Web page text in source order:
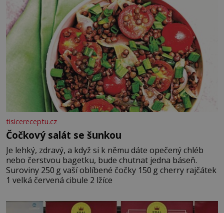
tisicereceptu.cz
Čočkový salát se šunkou
Je lehký, zdravý, a když si k němu dáte opečený chléb
nebo čerstvou bagetku, bude chutnat jedna báseň.
Suroviny 250 g vaší oblíbené čočky 150 g cherry rajčátek
1 velká červená cibule 2 lžíce